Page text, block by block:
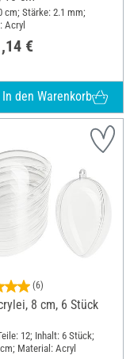
cm; Stärke: 2.1 mm;
Acryl
€
In den Warenkorb
(6)
8 cm, 6 Stück
12; Inhalt: 6 Stück;
Material: Acryl